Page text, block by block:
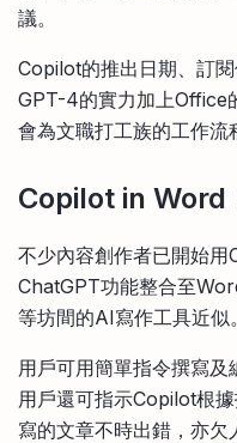
議。
Copilot的推出日期、訂
GPT-4的實力加上Office
會為文職打工族的工作流
Copilot in Word
不少內容創作者已開始
ChatGPT功能整合至
等坊間的AI寫作工具近似。
用戶可用簡單指令撰寫及
用戶還可指示Copilot根
寫的文章不時出錯，亦